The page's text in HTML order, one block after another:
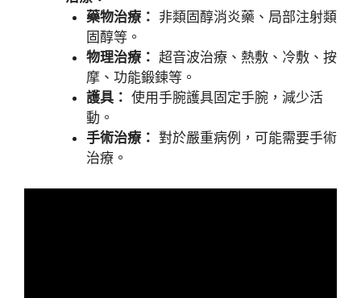
藥物治療： 非類固醇消炎藥、局部注射類
固醇等。
物理治療： 超音波治療、熱敷、冷敷、按
摩、功能鍛鍊等。
護具： 使用手腕護具固定手腕，減少活
動。
手術治療： 對於嚴重病例，可能需要手術
治療。